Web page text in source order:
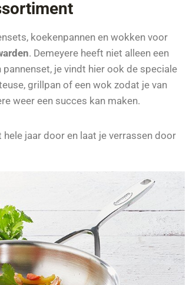
koekenpannen en wokken voor
. Demeyere heeft niet alleen een
je vindt hier ook de speciale
grillpan of een wok zodat je van
weer een succes kan maken.
jaar door en laat je verrassen door